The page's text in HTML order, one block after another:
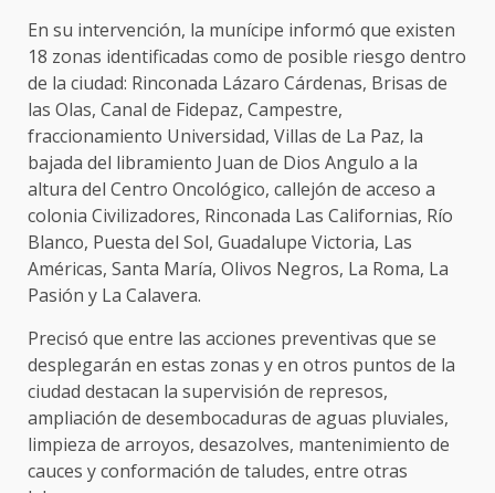
En su intervención, la munícipe informó que existen
18 zonas identificadas como de posible riesgo dentro
de la ciudad: Rinconada Lázaro Cárdenas, Brisas de
las Olas, Canal de Fidepaz, Campestre,
fraccionamiento Universidad, Villas de La Paz, la
bajada del libramiento Juan de Dios Angulo a la
altura del Centro Oncológico, callejón de acceso a
colonia Civilizadores, Rinconada Las Californias, Río
Blanco, Puesta del Sol, Guadalupe Victoria, Las
Américas, Santa María, Olivos Negros, La Roma, La
Pasión y La Calavera.
Precisó que entre las acciones preventivas que se
desplegarán en estas zonas y en otros puntos de la
ciudad destacan la supervisión de represos,
ampliación de desembocaduras de aguas pluviales,
limpieza de arroyos, desazolves, mantenimiento de
cauces y conformación de taludes, entre otras